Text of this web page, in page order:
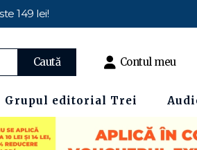
149 lei!
Caută Contul meu
Grupul editorial Trei